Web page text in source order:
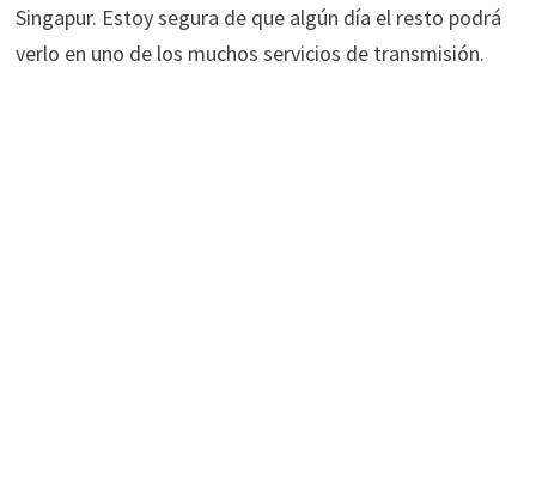
Singapur. Estoy segura de que algún día el resto podrá
verlo en uno de los muchos servicios de transmisión.